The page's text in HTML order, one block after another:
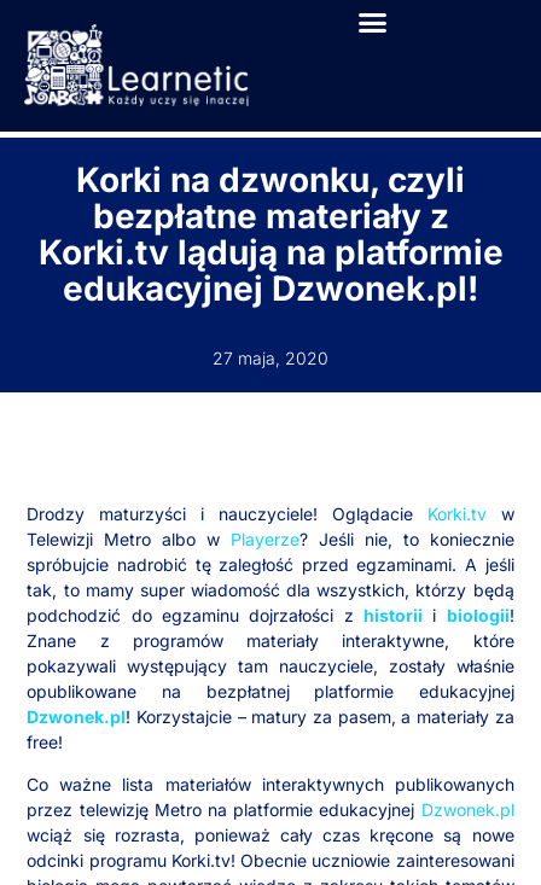
Korki na dzwonku, czyli
bezpłatne materiały z
Korki.tv lądują na platformie
edukacyjnej Dzwonek.pl!
27 maja, 2020
Drodzy maturzyści i nauczyciele! Oglądacie Korki.tvw
Telewizji Metro albo w Playerze? Jeśli nie, to koniecznie
spróbujcie nadrobić tę zaległość przed egzaminami. A jeśli
tak, to mamy super wiadomość dla wszystkich, którzy będą
podchodzić do egzaminu dojrzałości z historii i biologii!
Znane z programów materiały interaktywne, które
pokazywali występujący tam nauczyciele, zostały właśnie
opublikowane na bezpłatnej platformie edukacyjnej
Dzwonek.pl! Korzystajcie – matury za pasem, a materiały za
free!
Co ważne lista materiałów interaktywnych publikowanych
przez telewizję Metro na platformie edukacyjnej Dzwonek.pl
wciąż się rozrasta, ponieważ cały czas kręcone są nowe
odcinki programu Korki.tv! Obecnie uczniowie zainteresowani